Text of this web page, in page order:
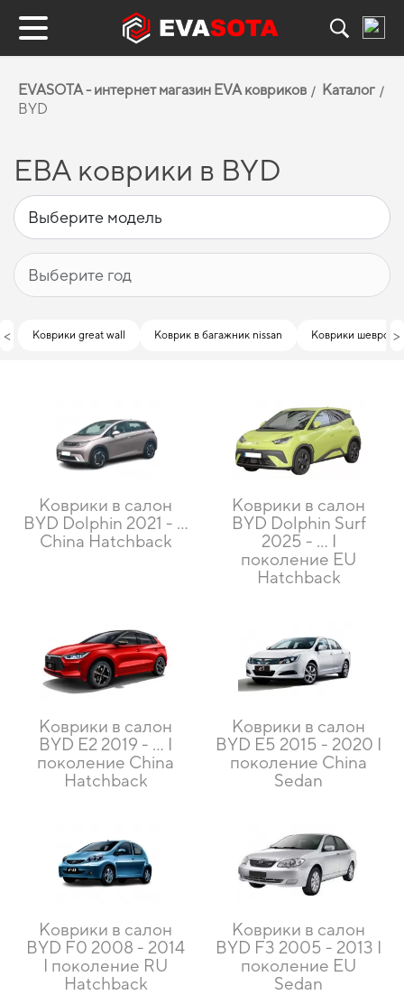
EVASOTA - интернет магазин EVA ковриков
Каталог
BYD
ЕВА коврики в BYD
< Коврики great wall Коврик в багажник nissan Коврики шевроле
>
Коврики в салон
BYD Dolphin 2021 - …
China Hatchback
Коврики в салон
BYD Dolphin Surf
2025 - … I
поколение EU
Hatchback
Коврики в салон
BYD E2 2019 - … I
поколение China
Hatchback
Коврики в салон
BYD E5 2015 - 2020 I
поколение China
Sedan
Коврики в салон
BYD F0 2008 - 2014
I поколение RU
Hatchback
Коврики в салон
BYD F3 2005 - 2013 I
поколение EU
Sedan